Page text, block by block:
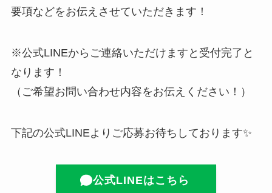
要項などをお伝えさせていただきます！
※公式LINEからご連絡いただけますと受付完了と
なります！
（ご希望お問い合わせ内容をお伝えください！）
下記の公式LINEよりご応募お待ちしております✨
公式LINEはこちら